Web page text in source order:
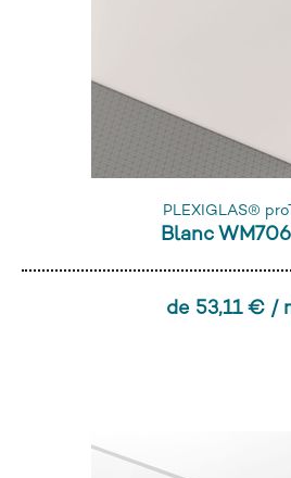
PLEXIGLAS®
Blanc
de 53,11 € /